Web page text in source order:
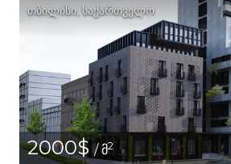
თბილისი, საქართველო
2000$/ მ2